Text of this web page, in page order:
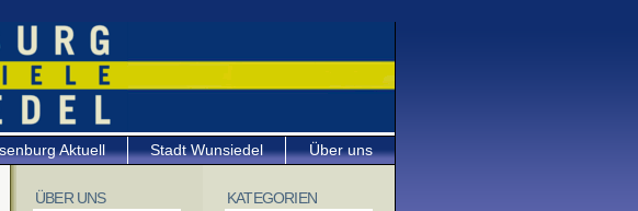
Über uns
Stadt Wunsiedel
Aktuell
KATEGORIEN
ÜBER UNS